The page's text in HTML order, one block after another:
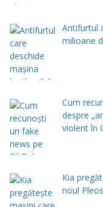
Antifurtul
milioane
Cum
despre
violent în
Kia
noul